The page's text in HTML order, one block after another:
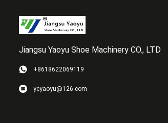
Jiangsu Yaoyu Shoe Machinery CO., LTD
+8618622069119
ycyaoyu@126.com